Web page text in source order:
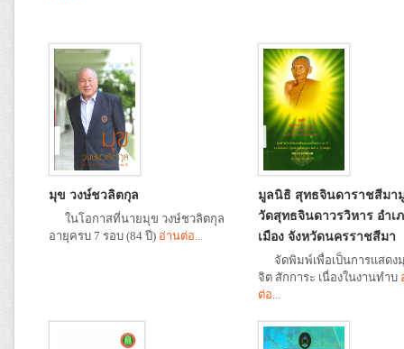
มุข วงษ์ชวลิตกุล
ในโอกาสที่นายมุข วงษ์ชวลิตกุล
อายุครบ 7 รอบ (84 ปี) อ่านต่อ...
มูลนิธิ สุทธจินดาราชสีมา
วัดสุทธจินดาวรวิหาร อำเ
เมือง จังหวัดนครราชสีมา
จัดพิมพ์เพื่อเป็นการแสดง
จิต สักการะ เนื่องในงานทำบ
ต่อ...